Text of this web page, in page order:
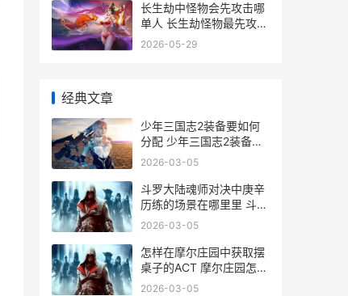
长生劫中怪物会先攻击哪
单人 长生劫怪物最先攻击
哪个人
2026-05-29
经典文章
少年三国志2装备要如何
分配 少年三国志2装备出
售
2026-03-05
斗罗大陆魂师对决中庚辛
历练的场景在哪里里 斗罗
大陆魂师对决BT服国际版
2026-03-05
怎样在摩尔庄园中获取摆
桌子的ACT 摩尔庄园怎么
进入
2026-03-05